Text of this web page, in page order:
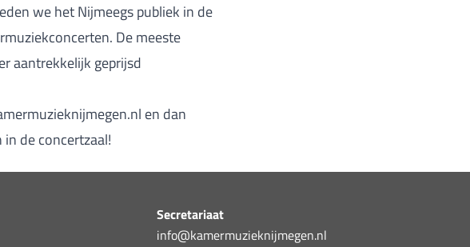
we het Nijmeegs publiek in de
De meeste
aantrekkelijk geprijsd
en dan
de concertzaal!
Secretariaat
info@kamermuzieknijmegen.nl